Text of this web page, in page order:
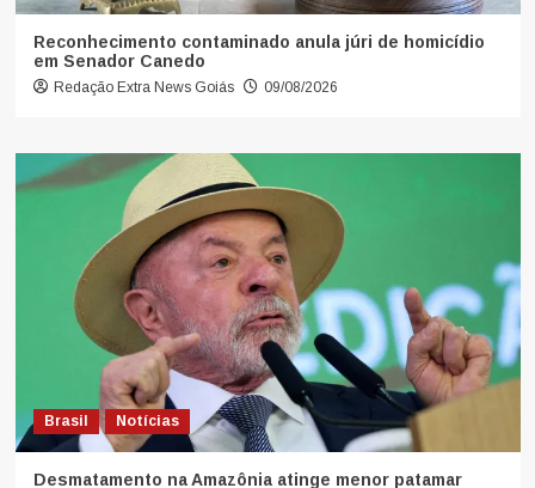
Reconhecimento contaminado anula júri de homicídio
em Senador Canedo
Redação Extra News Goiás 09/08/2026
Brasil Notícias
Desmatamento na Amazônia atinge menor patamar